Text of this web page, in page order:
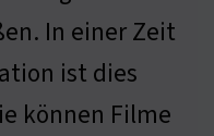
In einer Zeit
ist dies
können Filme